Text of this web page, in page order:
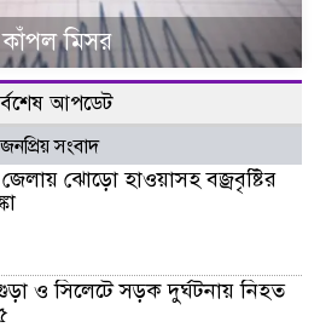
কাঁপল মিসর
আপডেট
জনপ্রিয় সংবাদ
ঝোড়ো হাওয়াসহ বজ্রবৃষ্টির
ও সিলেটে সড়ক দুর্ঘটনায় নিহত